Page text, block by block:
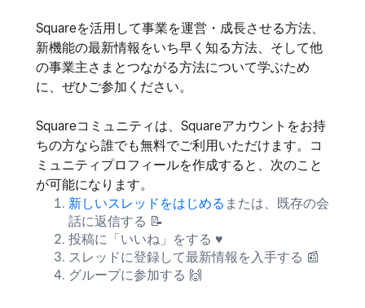
Squareを活用して事業を運営・成長させる方法、
新機能の最新情報をいち早く知る方法、そして他
の事業主さまとつながる方法について学ぶため
に、ぜひご参加ください。
Squareコミュニティは、Squareアカウントをお持
ちの方なら誰でも無料でご利用いただけます。コ
ミュニティプロフィールを作成すると、次のこと
が可能になります。
新しいスレッドをはじめる または、既存の会
話に返信する 📝
投稿に「いいね」をする ♥️
スレッドに登録して最新情報を入手する 📰
グループに参加する 🙌